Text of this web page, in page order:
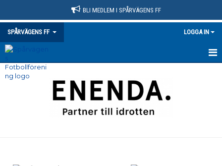
BLI MEDLEM I SPÅRVÄGENS FF
SPÅRVÄGENS FF LOGGA IN
HEM